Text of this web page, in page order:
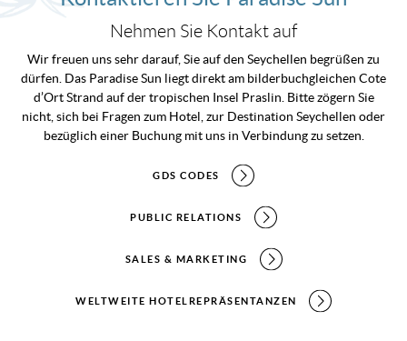
Nehmen Sie Kontakt auf
Wir freuen uns sehr darauf, Sie auf den Seychellen begrüßen zu
dürfen. Das Paradise Sun liegt direkt am bilderbuchgleichen Cote
d’Ort Strand auf der tropischen Insel Praslin. Bitte zögern Sie
nicht, sich bei Fragen zum Hotel, zur Destination Seychellen oder
bezüglich einer Buchung mit uns in Verbindung zu setzen.
GDS CODES
PUBLIC RELATIONS
SALES & MARKETING
WELTWEITE HOTELREPRÄSENTANZEN